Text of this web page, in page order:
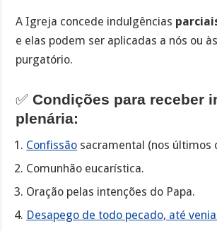
A Igreja concede indulgências
e elas podem ser aplicadas a nós ou
purgatório.
✅ Condições para receber
plenária:
Confissão sacramental (nos últimos
Comunhão eucarística.
Oração pelas intenções do Papa.
Desapego de todo pecado, até venial